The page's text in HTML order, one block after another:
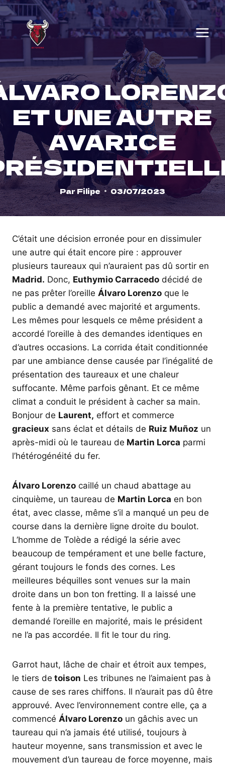
Skip
to
content
ET UNE AUTRE
AVARICE
Par Filipe 03/07/2023
C’était une décision erronée pour en dissimuler
une autre qui était encore pire : approuver
plusieurs taureaux qui n’auraient pas dû sortir en
Madrid. Donc, Euthymio Carracedo décidé de
ne pas prêter l’oreille Álvaro Lorenzo que le
public a demandé avec majorité et arguments.
Les mêmes pour lesquels ce même président a
accordé l’oreille à des demandes identiques en
d’autres occasions. La corrida était conditionnée
par une ambiance dense causée par l’inégalité de
présentation des taureaux et une chaleur
suffocante. Même parfois gênant. Et ce même
climat a conduit le président à cacher sa main.
Bonjour de Laurent, effort et commerce
gracieux sans éclat et détails de Ruiz Muñoz un
après-midi où le taureau de Martin Lorca parmi
l’hétérogénéité du fer.
Álvaro Lorenzo caillé un chaud abattage au
cinquième, un taureau de Martin Lorca en bon
état, avec classe, même s’il a manqué un peu de
course dans la dernière ligne droite du boulot.
L’homme de Tolède a rédigé la série avec
beaucoup de tempérament et une belle facture,
gérant toujours le fonds des cornes. Les
meilleures béquilles sont venues sur la main
droite dans un bon ton fretting. Il a laissé une
fente à la première tentative, le public a
demandé l’oreille en majorité, mais le président
ne l’a pas accordée. Il fit le tour du ring.
Garrot haut, lâche de chair et étroit aux tempes,
le tiers de toison Les tribunes ne l’aimaient pas à
cause de ses rares chiffons. Il n’aurait pas dû être
approuvé. Avec l’environnement contre elle, ça a
commencé Álvaro Lorenzo un gâchis avec un
taureau qui n’a jamais été utilisé, toujours à
hauteur moyenne, sans transmission et avec le
mouvement d’un taureau de force moyenne, mais